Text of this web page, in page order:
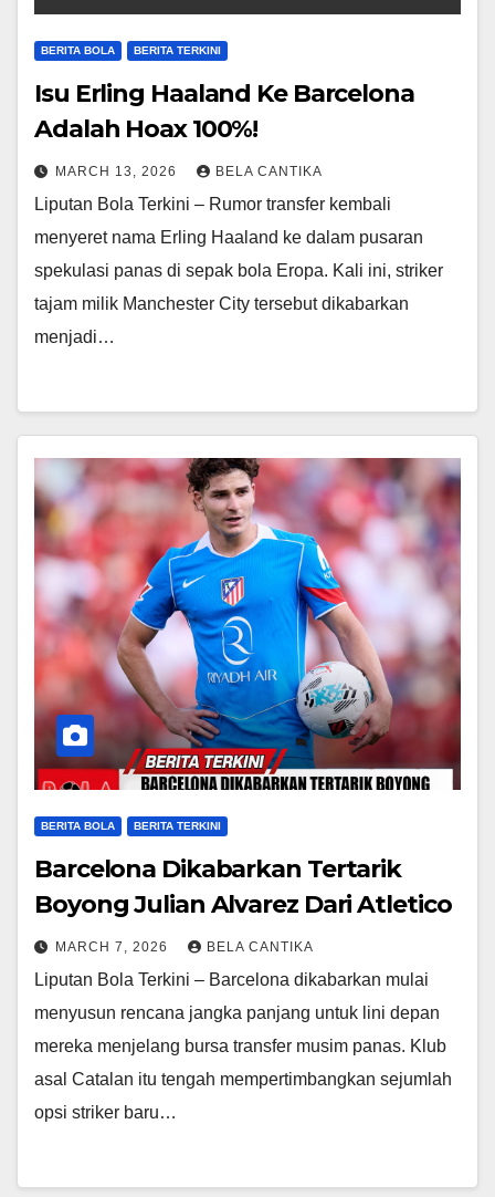
BERITA BOLA BERITA TERKINI
Isu Erling Haaland Ke Barcelona
Adalah Hoax 100%!
MARCH 13, 2026 BELA CANTIKA
Liputan Bola Terkini – Rumor transfer kembali
menyeret nama Erling Haaland ke dalam pusaran
spekulasi panas di sepak bola Eropa. Kali ini, striker
tajam milik Manchester City tersebut dikabarkan
menjadi…
BERITA BOLA BERITA TERKINI
Barcelona Dikabarkan Tertarik
Boyong Julian Alvarez Dari Atletico
MARCH 7, 2026 BELA CANTIKA
Liputan Bola Terkini – Barcelona dikabarkan mulai
menyusun rencana jangka panjang untuk lini depan
mereka menjelang bursa transfer musim panas. Klub
asal Catalan itu tengah mempertimbangkan sejumlah
opsi striker baru…